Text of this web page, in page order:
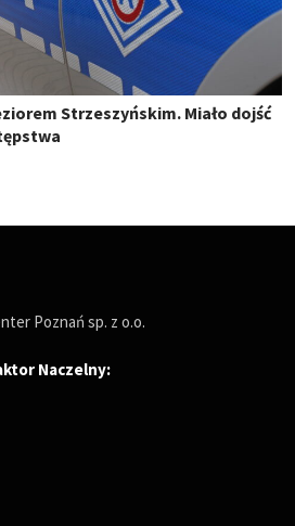
Strzeszyńskim. Miało dojść
Poznań sp. z o.o.
Naczelny: